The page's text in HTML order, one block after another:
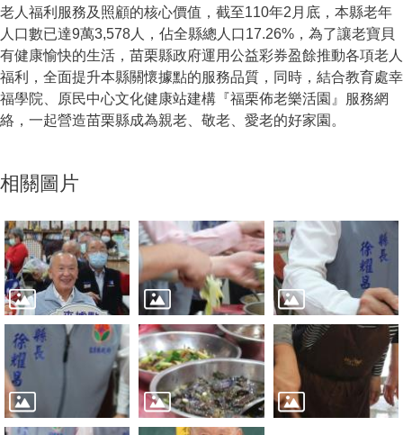
老人福利服務及照顧的核心價值，截至110年2月底，本縣老年
人口數已達9萬3,578人，佔全縣總人口17.26%，為了讓老寶貝
有健康愉快的生活，苗栗縣政府運用公益彩券盈餘推動各項老人
福利，全面提升本縣關懷據點的服務品質，同時，結合教育處幸
福學院、原民中心文化健康站建構『福栗佈老樂活園』服務網
絡，一起營造苗栗縣成為親老、敬老、愛老的好家園。
相關圖片